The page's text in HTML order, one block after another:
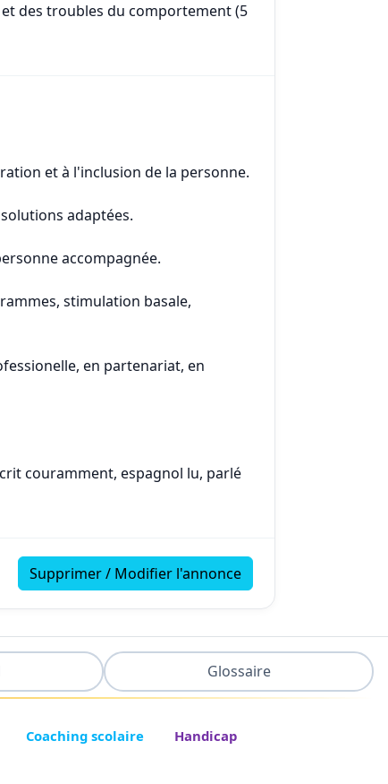
des troubles du comportement (5
et à l'inclusion de la personne.
adaptées.
accompagnée.
stimulation basale,
en partenariat, en
couramment, espagnol lu, parlé
Supprimer / Modifier l'annonce
Glossaire
Coaching scolaire
Handicap